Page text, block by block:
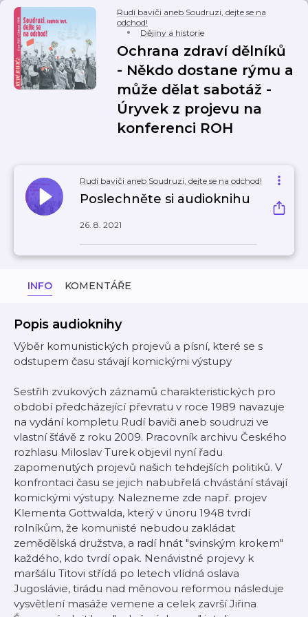
Rudí baviči aneb Soudruzi, dejte se na
odchod!
Dějiny a historie
Ochrana zdraví dělníků
- Někdo dostane rýmu a
může dělat sabotáž -
Úryvek z projevu na
konferenci ROH
Rudí baviči aneb Soudruzi, dejte se na odchod!
Poslechněte si audioknihu
26. 8. 2021
INFO KOMENTÁŘE
Popis audioknihy
Výběr komunistických projevů a písní, které se s
odstupem času stávají komickými výstupy
Sestřih zvukových záznamů charakteristických pro
období předcházející převratu v roce 1989 navazuje
na vydání kompletu Rudí baviči aneb soudruzi ve
vlastní šťávě z roku 2009. Pracovník archivu Českého
rozhlasu Miloslav Turek objevil nyní řadu
zapomenutých projevů našich tehdejších politiků. V
konfrontaci času se jejich nabubřelá chvástání stávají
komickými výstupy. Nalezneme zde např. projev
Klementa Gottwalda, který v únoru 1948 tvrdí
rolníkům, že komunisté nebudou zakládat
zemědělská družstva, a radí hnát "svinským krokem"
každého, kdo tvrdí opak. Nenávistné projevy k
maršálu Titovi střídá po letech vlídná oslava
Jugoslávie, tirádu nad měnovou reformou následuje
vysvětlení masáže vemene a celek završí Jiřina